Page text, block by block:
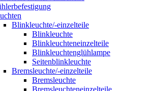
Blinkleuchte/-einzelteile
Blinkleuchte
Blinkleuchteneinzelteile
Blinkleuchtenglühlampe
Seitenblinkleuchte
Bremsleuchte/-einzelteile
Bremsleuchte
Bremsleuchteneinzelteile